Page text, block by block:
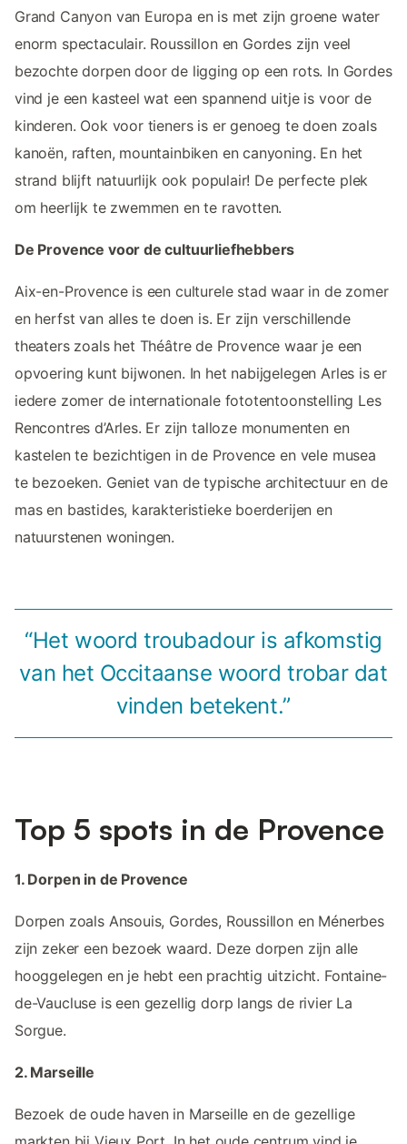
Grand Canyon van Europa en is met zijn groene water
enorm spectaculair. Roussillon en Gordes zijn veel
bezochte dorpen door de ligging op een rots. In Gordes
vind je een kasteel wat een spannend uitje is voor de
kinderen. Ook voor tieners is er genoeg te doen zoals
kanoën, raften, mountainbiken en canyoning. En het
strand blijft natuurlijk ook populair! De perfecte plek
om heerlijk te zwemmen en te ravotten.
De Provence voor de cultuurliefhebbers
Aix-en-Provence is een culturele stad waar in de zomer
en herfst van alles te doen is. Er zijn verschillende
theaters zoals het Théâtre de Provence waar je een
opvoering kunt bijwonen. In het nabijgelegen Arles is er
iedere zomer de internationale fototentoonstelling Les
Rencontres d’Arles. Er zijn talloze monumenten en
kastelen te bezichtigen in de Provence en vele musea
te bezoeken. Geniet van de typische architectuur en de
mas en bastides, karakteristieke boerderijen en
natuurstenen woningen.
“Het woord troubadour is afkomstig
van het Occitaanse woord trobar dat
vinden betekent.”
Top 5 spots in de Provence
1. Dorpen in de Provence
Dorpen zoals Ansouis, Gordes, Roussillon en Ménerbes
zijn zeker een bezoek waard. Deze dorpen zijn alle
hooggelegen en je hebt een prachtig uitzicht. Fontaine-
de-Vaucluse is een gezellig dorp langs de rivier La
Sorgue.
2. Marseille
Bezoek de oude haven in Marseille en de gezellige